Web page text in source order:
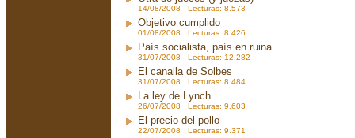
14/08/2008 Lecturas: 8.573
Objetivo cumplido
01/08/2008 Lecturas: 8.426
País socialista, país en ruina
31/07/2008 Lecturas: 12.282
El canalla de Solbes
31/07/2008 Lecturas: 8.484
La ley de Lynch
26/07/2008 Lecturas: 9.603
El precio del pollo
22/07/2008 Lecturas: 9.371